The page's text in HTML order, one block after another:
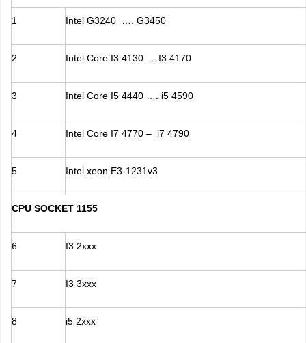
1 Intel G3240 …. G3450
2 Intel Core I3 4130 … I3 4170
3 Intel Core I5 4440 …. i5 4590
4 Intel Core I7 4770 – i7 4790
5 Intel xeon E3-1231v3
CPU SOCKET 1155
6 I3 2xxx
7 I3 3xxx
8 i5 2xxx